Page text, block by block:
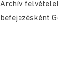
Archív
befejezésként